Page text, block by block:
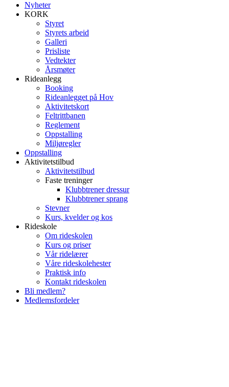
Nyheter
KORK
Styret
Styrets arbeid
Galleri
Prisliste
Vedtekter
Årsmøter
Rideanlegg
Booking
Rideanlegget på Hov
Aktivitetskort
Feltrittbanen
Reglement
Oppstalling
Miljøregler
Oppstalling
Aktivitetstilbud
Aktivitetstilbud
Faste treninger
Klubbtrener dressur
Klubbtrener sprang
Stevner
Kurs, kvelder og kos
Rideskole
Om rideskolen
Kurs og priser
Vår ridelærer
Våre rideskolehester
Praktisk info
Kontakt rideskolen
Bli medlem?
Medlemsfordeler